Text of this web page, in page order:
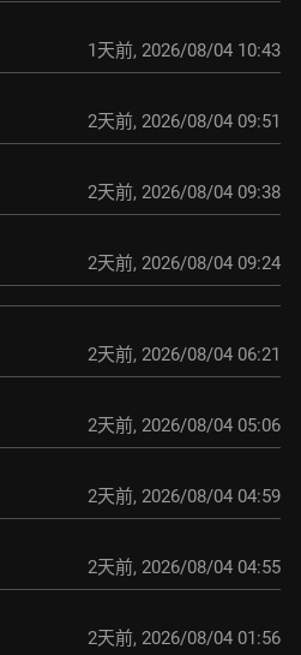
1天前, 2026/08/04 10:43
2天前, 2026/08/04 09:51
2天前, 2026/08/04 09:38
2天前, 2026/08/04 09:24
2天前, 2026/08/04 06:21
2天前, 2026/08/04 05:06
2天前, 2026/08/04 04:59
2天前, 2026/08/04 04:55
2天前, 2026/08/04 01:56